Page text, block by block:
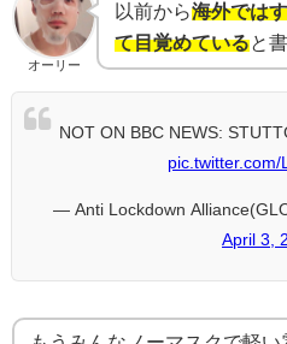
オーリー
以前から海外では
て目覚めていると
NOT ON BBC NEWS:
pic.twitter.com/
— Anti Lockdown
April 3,